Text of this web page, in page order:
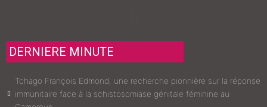
DERNIERE MINUTE
Tchago François Edmond, une recherche pionnière sur la réponse
immunitaire face à la schistosomiase génitale féminine au